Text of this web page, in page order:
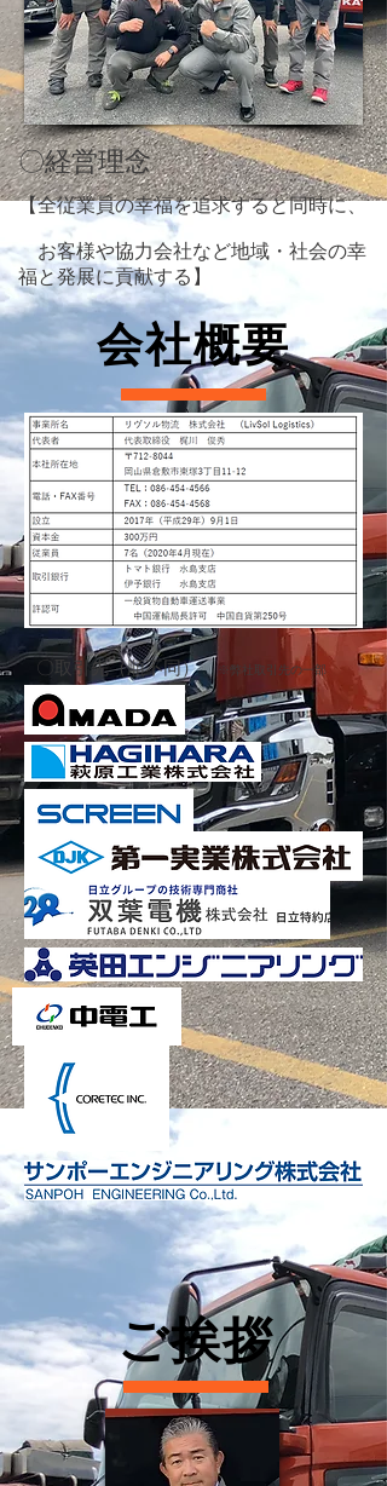
​〇経営理念
【全従業員の幸福を追求すると同時に、
お客様や協力会社など地域・社会の幸
福と発展に貢献する】
会社概要
​〇取引先（順不同）※弊社取引先の一部
​ご挨拶